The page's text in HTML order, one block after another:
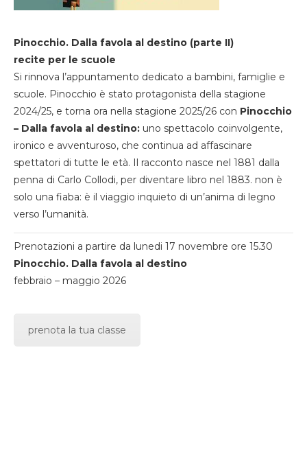
Pinocchio. Dalla favola al destino (parte II)
recite per le scuole
Si rinnova l’appuntamento dedicato a bambini, famiglie e
scuole. Pinocchio è stato protagonista della stagione
2024/25, e torna ora nella stagione 2025/26 con Pinocchio
– Dalla favola al destino: uno spettacolo coinvolgente,
ironico e avventuroso, che continua ad affascinare
spettatori di tutte le età. Il racconto nasce nel 1881 dalla
penna di Carlo Collodi, per diventare libro nel 1883. non è
solo una fiaba: è il viaggio inquieto di un’anima di legno
verso l’umanità.
Prenotazioni a partire da lunedi 17 novembre ore 15.30
Pinocchio. Dalla favola al destino
febbraio – maggio 2026
prenota la tua classe